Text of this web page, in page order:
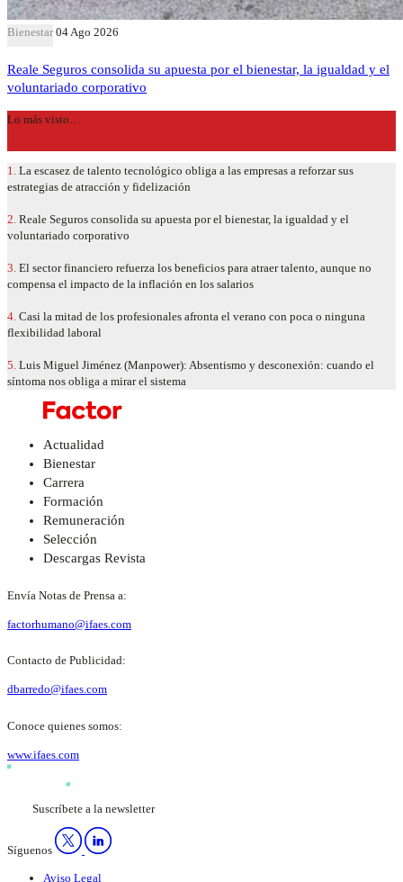
Bienestar 04 Ago 2026
Reale Seguros consolida su apuesta por el bienestar, la igualdad y el
voluntariado corporativo
Lo más visto…
1. La escasez de talento tecnológico obliga a las empresas a reforzar sus
estrategias de atracción y fidelización
2. Reale Seguros consolida su apuesta por el bienestar, la igualdad y el
voluntariado corporativo
3. El sector financiero refuerza los beneficios para atraer talento, aunque no
compensa el impacto de la inflación en los salarios
4. Casi la mitad de los profesionales afronta el verano con poca o ninguna
flexibilidad laboral
5. Luis Miguel Jiménez (Manpower): Absentismo y desconexión: cuando el
síntoma nos obliga a mirar el sistema
Actualidad
Bienestar
Carrera
Formación
Remuneración
Selección
Descargas Revista
Envía Notas de Prensa a:
factorhumano@ifaes.com
Contacto de Publicidad:
dbarredo@ifaes.com
Conoce quienes somos:
www.ifaes.com
Suscríbete a la newsletter
Síguenos
Aviso Legal